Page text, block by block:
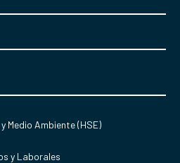
Medio Ambiente (HSE)
y Laborales